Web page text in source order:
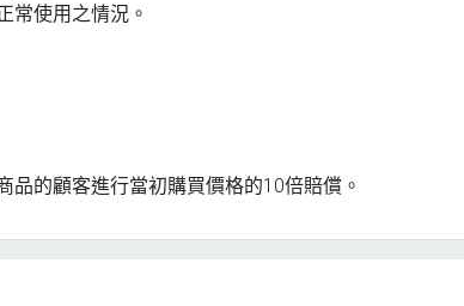
常使用之情況。
的顧客進行當初購買價格的10倍賠償。